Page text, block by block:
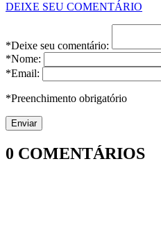
DEIXE SEU COMENTÁRIO
*Deixe seu comentário:
*Nome:
*Email:
*Preenchimento obrigatório
0 COMENTÁRIOS